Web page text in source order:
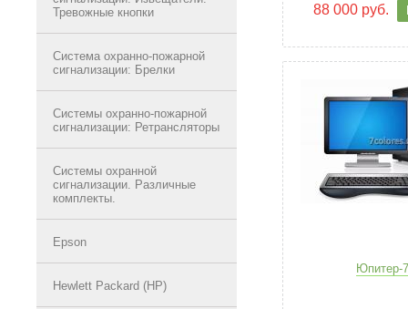
Тревожные кнопки
Система охранно-пожарной
сигнализации: Брелки
Системы охранно-пожарной
сигнализации: Ретрансляторы
Системы охранной
сигнализации. Различные
комплекты.
Epson
Hewlett Packard (HP)
88 000 руб.
Юпитер-